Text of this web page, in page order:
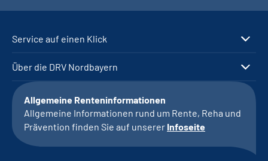
Service auf einen Klick
Über die DRV Nordbayern
Allgemeine Renteninformationen
Allgemeine Informationen rund um Rente, Reha und
Prävention finden Sie auf unserer Infoseite